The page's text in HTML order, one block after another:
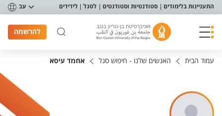
תפריט נגישות
התעניינות בלימודים סטודנטיות וסטודנטים לסגל לידידים עב
להרשמה
עמוד הבית האנשים שלנו - חיפוש סגל אחמד עיסא